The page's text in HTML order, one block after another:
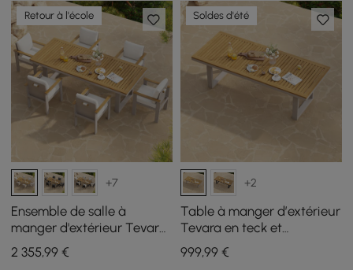
Retour à l'école
+7
Ensemble de salle à
manger d'extérieur Tevara
7 pièces rectangulaire en
teck et aluminium pour 6
2 355,99 €
Soldes d'été
+2
Table à manger d’extérieur
Tevara en teck et
aluminium sable, 6 à 8
personnes
999,99€